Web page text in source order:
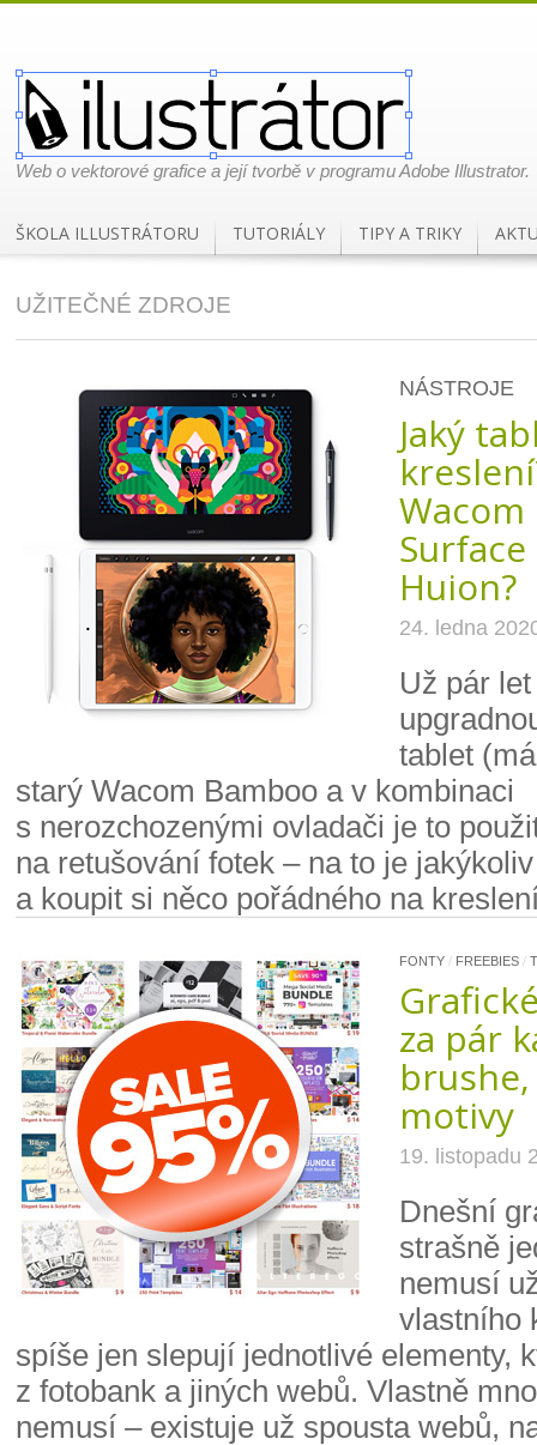
Web o vektorové grafice a její tvorbě v programu Adobe Illustrator.
ŠKOLA ILLUSTRÁTORU TUTORIÁLY TIPY A TRIKY
UŽITEČNÉ ZDROJE
NÁSTROJE
Jaký
Huion?
24. ledna
Už pár
tablet
starý Wacom Bamboo a v kombinaci
s nerozchozenými ovladači je to
na retušování fotek – na to je
a koupit si něco pořádného na
FONTY/ FREEBIES/
za pár
motivy
19. listopadu
Dnešní
strašně
nemusí
vlastního
spíše jen slepují jednotlivé elementy,
z fotobank a jiných webů. Vlastně
nemusí – existuje už spousta webů,